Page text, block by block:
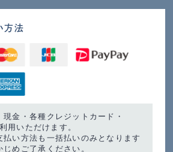
方法
現金・各種クレジットカード・
用いただけます。
払い方法も一括払いのみとなります
めご了承ください。